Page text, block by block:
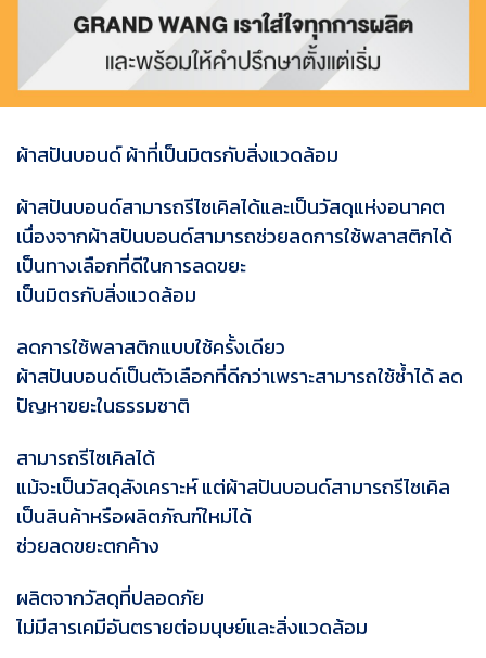
ผ้าสปันบอนด์ ผ้าที่เป็นมิตรกับสิ่งแวดล้อม
ผ้าสปันบอนด์สามารถรีไซเคิลได้และเป็นวัสดุแห่งอนาคต
เนื่องจากผ้าสปันบอนด์สามารถช่วยลดการใช้พลาสติกได้
เป็นทางเลือกที่ดีในการลดขยะ
เป็นมิตรกับสิ่งแวดล้อม
ลดการใช้พลาสติกแบบใช้ครั้งเดียว
ผ้าสปันบอนด์เป็นตัวเลือกที่ดีกว่าเพราะสามารถใช้ซ้ำได้ ลด
ปัญหาขยะในธรรมชาติ
สามารถรีไซเคิลได้
แม้จะเป็นวัสดุสังเคราะห์ แต่ผ้าสปันบอนด์สามารถรีไซเคิล
เป็นสินค้าหรือผลิตภัณฑ์ใหม่ได้
ช่วยลดขยะตกค้าง
ผลิตจากวัสดุที่ปลอดภัย
ไม่มีสารเคมีอันตรายต่อมนุษย์และสิ่งแวดล้อม